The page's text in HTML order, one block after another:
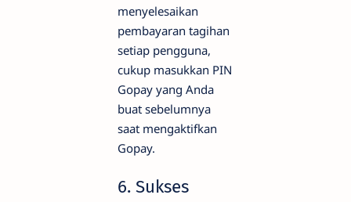
menyelesaikan
pembayaran tagihan
setiap pengguna,
cukup masukkan PIN
Gopay yang Anda
buat sebelumnya
saat mengaktifkan
Gopay.
6. Sukses